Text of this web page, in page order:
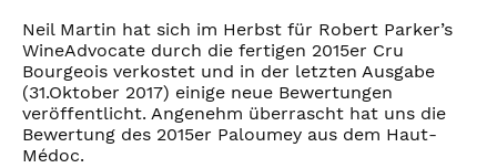
Neil Martin hat sich im Herbst für Robert Parker’s
WineAdvocate durch die fertigen 2015er Cru
Bourgeois verkostet und in der letzten Ausgabe
(31.Oktober 2017) einige neue Bewertungen
veröffentlicht. Angenehm überrascht hat uns die
Bewertung des 2015er Paloumey aus dem Haut-
Médoc.